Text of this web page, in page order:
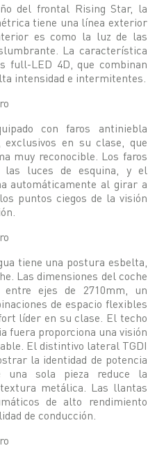
del frontal Rising Star, la
tiene una línea exterior
es como la luz de las
La característica
full-LED 4D, que combinan
intensidad e intermitentes.
con faros antiniebla
en su clase, que
muy reconocible. Los faros
las luces de esquina, y el
automáticamente al girar a
puntos ciegos de la visión
tiene una postura esbelta,
Las dimensiones del coche
entre ejes de 2710mm, un
de espacio flexibles
líder en su clase. El techo
fuera proporciona una visión
El distintivo lateral TGDI
la identidad de potencia
una sola pieza reduce la
metálica. Las llantas
de alto rendimiento
de conducción.